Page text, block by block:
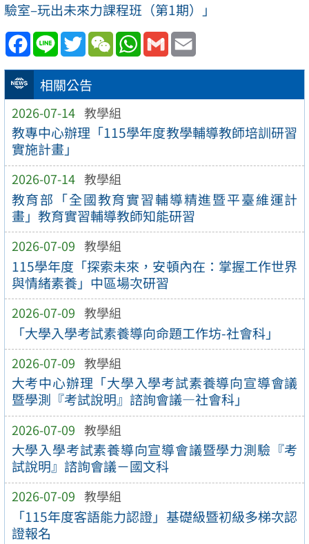
相關公告
2026-07-14 教學組
教專中心辦理「115學年度教學輔導教師培訓研習
實施計畫」
2026-07-14 教學組
教育部「全國教育實習輔導精進暨平臺維運計
畫」教育實習輔導教師知能研習
2026-07-09 教學組
115學年度「探索未來，安頓內在：掌握工作世界
與情緒素養」中區場次研習
2026-07-09 教學組
「大學入學考試素養導向命題工作坊-社會科」
2026-07-09 教學組
大考中心辦理「大學入學考試素養導向宣導會議
暨學測『考試說明』諮詢會議—社會科」
2026-07-09 教學組
大學入學考試素養導向宣導會議暨學力測驗『考
試說明』諮詢會議－國文科
2026-07-09 教學組
「115年度客語能力認證」基礎級暨初級多梯次認
證報名
驗室–玩出未來力課程班（第1期）」
Facebook
Line TwitterWeChatWhatsApp
Gmail